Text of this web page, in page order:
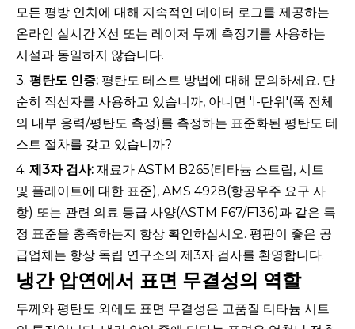
모든 평방 인치에 대해 지속적인 데이터 로그를 제공하는
온라인 실시간 X선 또는 레이저 두께 측정기를 사용하는
시설과 동일하지 않습니다.
3. 평탄도 인증: 평탄도 테스트 방법에 대해 문의하세요. 단
순히 직선자를 사용하고 있습니까, 아니면 'I-단위'(폭 전체
의 내부 응력/평탄도 측정)를 측정하는 표준화된 평탄도 테
스트 절차를 갖고 있습니까?
4. 제3자 검사: 재료가 ASTM B265(티타늄 스트립, 시트
및 플레이트에 대한 표준), AMS 4928(항공우주 요구 사
항) 또는 관련 의료 등급 사양(ASTM F67/F136)과 같은 특
정 표준을 충족하는지 항상 확인하십시오. 평판이 좋은 공
급업체는 항상 독립 연구소의 제3자 검사를 환영합니다.
냉간 압연에서 표면 무결성의 역할
두께와 평탄도 외에도 표면 무결성은 고품질 티타늄 시트